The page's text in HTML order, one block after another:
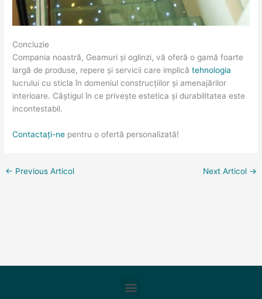
Concluzie
Compania noastră, Geamuri și oglinzi, vă oferă o gamă foarte
largă de produse, repere și servicii care implicătehnologia
lucrului cu sticla în domeniul construcțiilor și amenajărilor
interioare. Câștigul în ce privește estetica și durabilitatea este
incontestabil.
Contactați-ne pentru o ofertă personalizată!
← Previous Articol Next Articol →
Meniu